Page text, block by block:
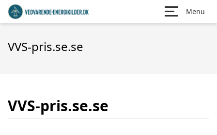
Menu
VVS-pris.se.se
VVS-pris.se.se